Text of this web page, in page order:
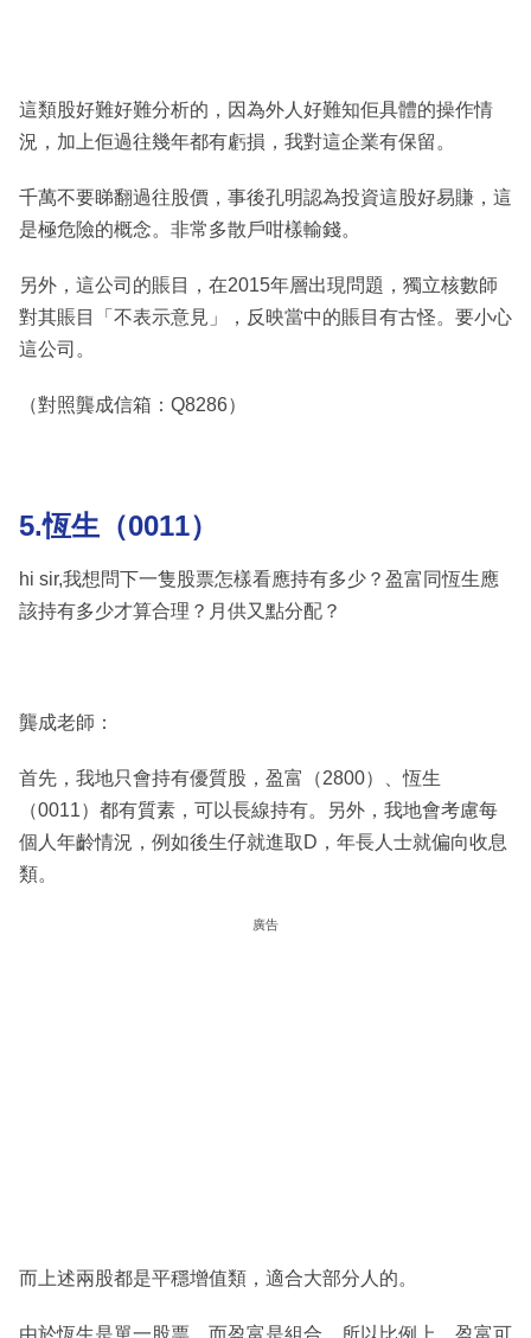
這類股好難好難分析的，因為外人好難知佢具體的操作情
況，加上佢過往幾年都有虧損，我對這企業有保留。
千萬不要睇翻過往股價，事後孔明認為投資這股好易賺，這
是極危險的概念。非常多散戶咁樣輸錢。
另外，這公司的賬目，在2015年層出現問題，獨立核數師
對其賬目「不表示意見」，反映當中的賬目有古怪。要小心
這公司。
（對照龔成信箱：Q8286）
5.恆生（0011）
hi sir,我想問下一隻股票怎樣看應持有多少？盈富同恆生應
該持有多少才算合理？月供又點分配？
龔成老師：
首先，我地只會持有優質股，盈富（2800）、恆生
（0011）都有質素，可以長線持有。另外，我地會考慮每
個人年齡情況，例如後生仔就進取D，年長人士就偏向收息
類。
廣告
而上述兩股都是平穩增值類，適合大部分人的。
由於恆生是單一股票，而盈富是組合，所以比例上，盈富可